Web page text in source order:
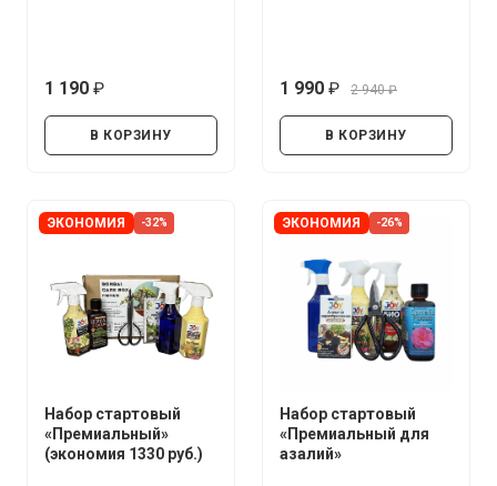
1 190
В КОРЗИНУ
1 990
2 940
В КОРЗИНУ
ЭКОНОМИЯ -32%
Набор стартовый
«Премиальный»
(экономия 1330 руб.)
ЭКОНОМИЯ -26%
Набор стартовый
«Премиальный для
азалий»